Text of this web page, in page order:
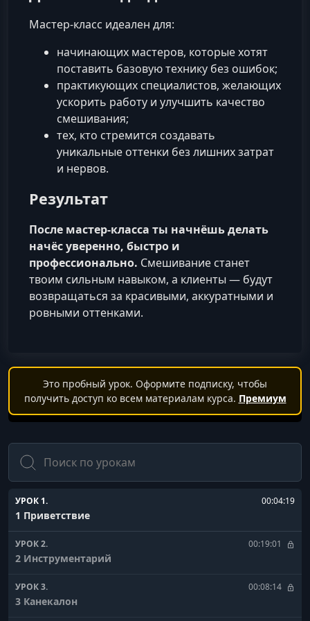
Мастер-класс идеален для:
начинающих мастеров, которые хотят
поставить базовую технику без ошибок;
практикующих специалистов, желающих
ускорить работу и улучшить качество
смешивания;
тех, кто стремится создавать
уникальные оттенки без лишних затрат
и нервов.
Результат
После мастер-класса ты начнёшь делать
начёс уверенно, быстро и
профессионально. Смешивание станет
твоим сильным навыком, а клиенты — будут
возвращаться за красивыми, аккуратными и
ровными оттенками.
Это пробный урок. Оформите подписку, чтобы
получить доступ ко всем материалам курса. Премиум
Поиск
УРОК 1. 00:04:19
1 Приветствие
УРОК 2. 00:19:01
2 Инструментарий
УРОК 3. 00:08:14
3 Канекалон